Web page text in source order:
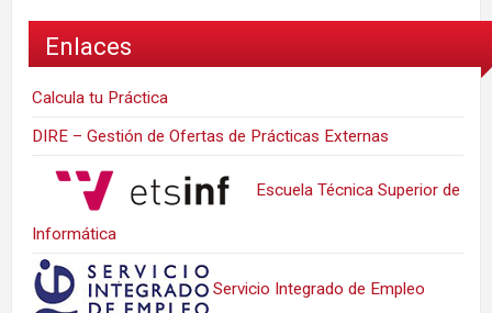
Enlaces
Calcula tu Práctica
DIRE – Gestión de Ofertas de Prácticas Externas
Escuela Técnica Superior de
Informática
Servicio Integrado de Empleo